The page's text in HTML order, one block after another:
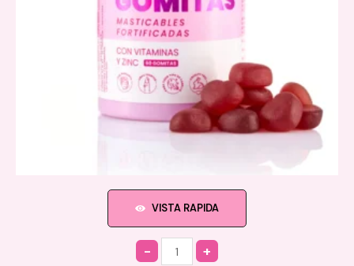
VISTA RAPIDA
Quantity